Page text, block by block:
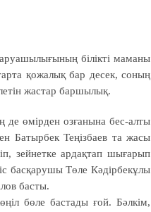
білікті маманы
қожалық бар десек, соның
жастар баршылық.
де өмірден озғанына бес-алты
Батырбек Теңізбаев та жасы
зейнетке ардақтап шығарып
басқарушы Төле Кәдірбекұлы
басты.
бөле бастады ғой. Бәлкім,